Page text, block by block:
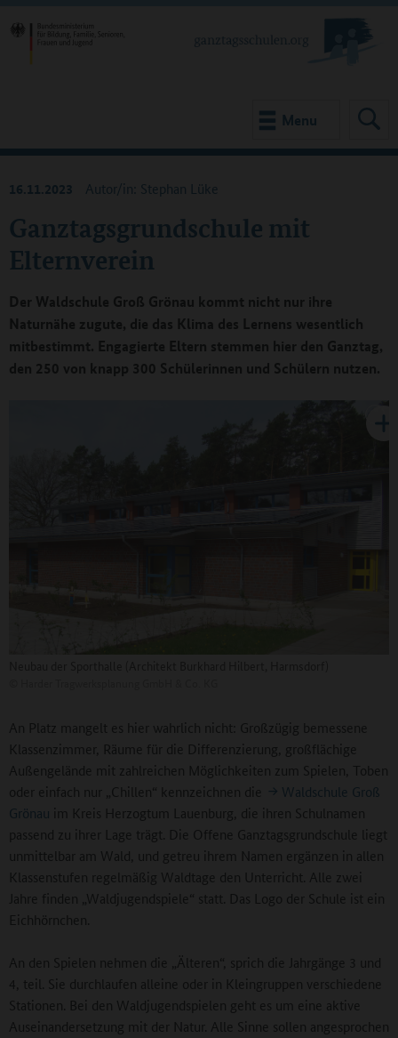
Menu
Ganztagsgrundschule mit
Elternverein
16.11.2023 Autor/in: Stephan Lüke
Der Waldschule Groß Grönau kommt nicht nur ihre
Naturnähe zugute, die das Klima des Lernens wesentlich
mitbestimmt. Engagierte Eltern stemmen hier den Ganztag,
den 250 von knapp 300 Schülerinnen und Schülern nutzen.
An Platz mangelt es hier wahrlich nicht: Großzügig bemessene
Klassenzimmer, Räume für die Differenzierung, großflächige
Außengelände mit zahlreichen Möglichkeiten zum Spielen, Toben
oder einfach nur „Chillen“ kennzeichnen die
Waldschule Groß
Grönau im Kreis Herzogtum Lauenburg, die ihren Schulnamen
passend zu ihrer Lage trägt. Die Offene Ganztagsgrundschule liegt
unmittelbar am Wald, und getreu ihrem Namen ergänzen in allen
Klassenstufen regelmäßig Waldtage den Unterricht. Alle zwei
Jahre finden „Waldjugendspiele“ statt. Das Logo der Schule ist ein
Eichhörnchen.
An den Spielen nehmen die „Älteren“, sprich die Jahrgänge 3 und
4, teil. Sie durchlaufen alleine oder in Kleingruppen verschiedene
Stationen. Bei den Waldjugendspielen geht es um eine aktive
Auseinandersetzung mit der Natur. Alle Sinne sollen angesprochen